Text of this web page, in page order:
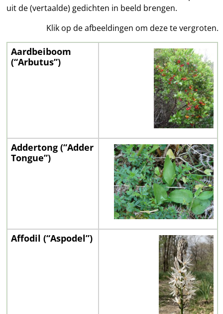
uit de (vertaalde) gedichten in beeld brengen.
Klik op de afbeeldingen om deze te vergroten.
Aardbeiboom
(“Arbutus”)
Addertong (“Adder
Tongue”)
Affodil (“Aspodel”)